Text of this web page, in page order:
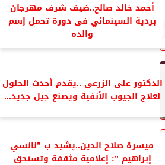
أحمد خالد صالح..ضيف شرف مهرجان
بردية السينمائي فى دورة تحمل إسم
والده
الدكتور على الزرعى ..يقدم أحدث الحلول
لعلاج الجيوب الأنفية ويصنع جيل جديد...
ميسرة صلاح الدين..يشيد ب ”نانسي
إبراهيم ”: إعلامية مثقفة وتستحق